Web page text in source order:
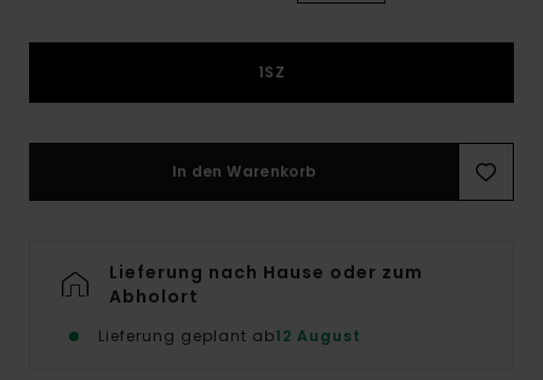
1SZ
In den Warenkorb
Lieferung nach Hause oder zum
Abholort
Lieferung geplant ab12 August